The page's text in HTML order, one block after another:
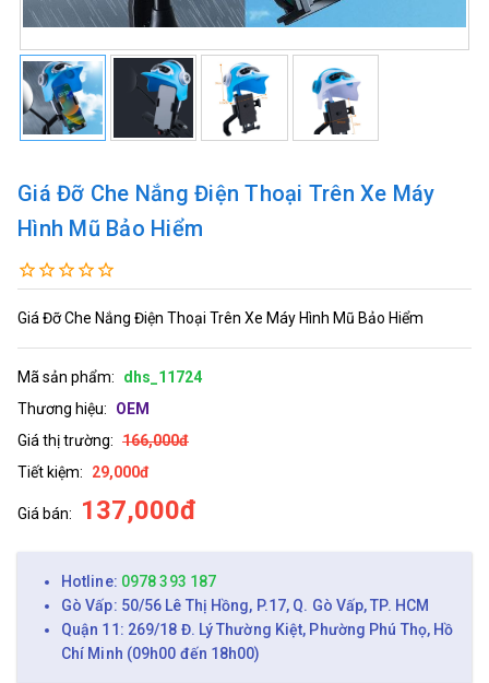
Giá Đỡ Che Nắng Điện Thoại Trên Xe Máy
Hình Mũ Bảo Hiểm
Giá Đỡ Che Nắng Điện Thoại Trên Xe Máy Hình Mũ Bảo Hiểm
Mã sản phẩm:
dhs_11724
Thương hiệu:
OEM
Giá thị trường: 166,000đ
Tiết kiệm:
29,000đ
Giá bán: 137,000đ
Hotline: 0978 393 187
Gò Vấp: 50/56 Lê Thị Hồng, P.17, Q. Gò Vấp, TP. HCM
Quận 11: 269/18 Đ. Lý Thường Kiệt, Phường Phú Thọ, Hồ
Chí Minh (09h00 đến 18h00)